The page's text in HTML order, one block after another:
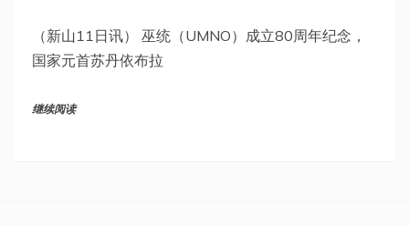
（新山11日讯） 巫统（UMNO）成立80周年纪念，
国家元首苏丹依布拉
继续阅读